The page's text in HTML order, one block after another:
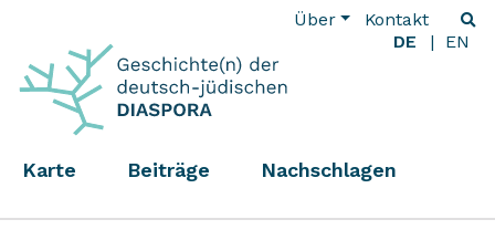
Über
Kontakt
DE
EN
Karte Beiträge Nachschlagen